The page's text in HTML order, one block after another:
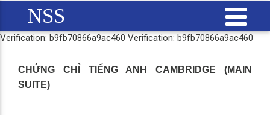
NSS
Verification: b9fb70866a9ac460 Verification: b9fb70866a9ac460
CHỨNG CHỈ TIẾNG ANH CAMBRIDGE (MAIN
SUITE)